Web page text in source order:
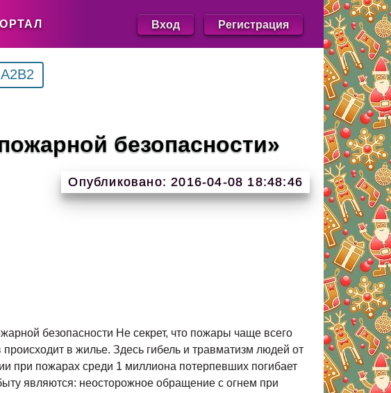
Вход Регистрация
безопасности»
Опубликовано: 2016-04-08 18:48:46
безопасности Не секрет, что пожары чаще всего
в жилье. Здесь гибель и травматизм людей от
при пожарах среди 1 миллиона потерпевших погибает
являются: неосторожное обращение с огнем при